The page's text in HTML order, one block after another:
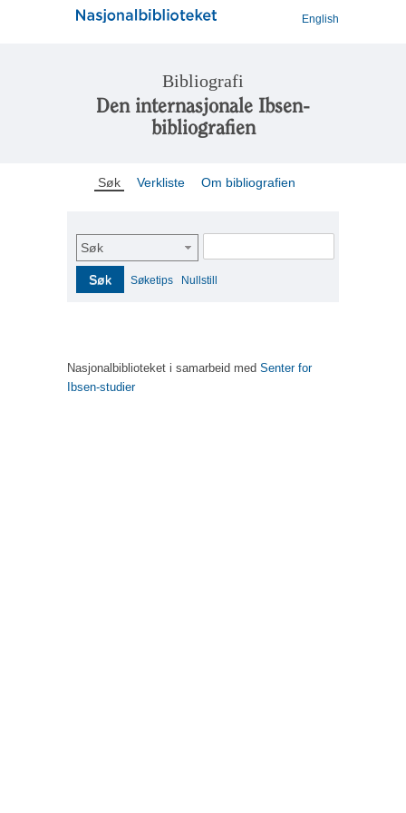
English
Bibliografi
Den internasjonale Ibsen-
bibliografien
Søk Verkliste Om bibliografien
Søk
Søk Søketips Nullstill
Nasjonalbiblioteket i samarbeid med Senter for
Ibsen-studier